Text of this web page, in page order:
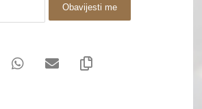
Obavijesti me